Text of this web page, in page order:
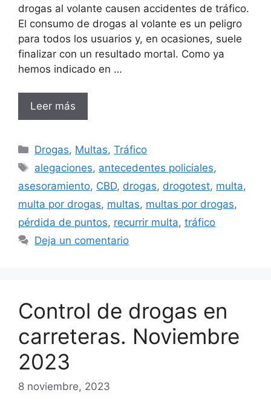
drogas al volante causen accidentes de tráfico.
El consumo de drogas al volante es un peligro
para todos los usuarios y, en ocasiones, suele
finalizar con un resultado mortal. Como ya
hemos indicado en …
Leer más
Categorías
Drogas, Multas,Tráfico
Etiquetas
alegaciones, antecedentes policiales,
asesoramiento, CBD, drogas, drogotest, multa,
multa por drogas, multas, multas por drogas,
pérdida de puntos, recurrir multa, tráfico
Deja un comentario
Control de drogas en
carreteras. Noviembre
2023
8 noviembre, 2023